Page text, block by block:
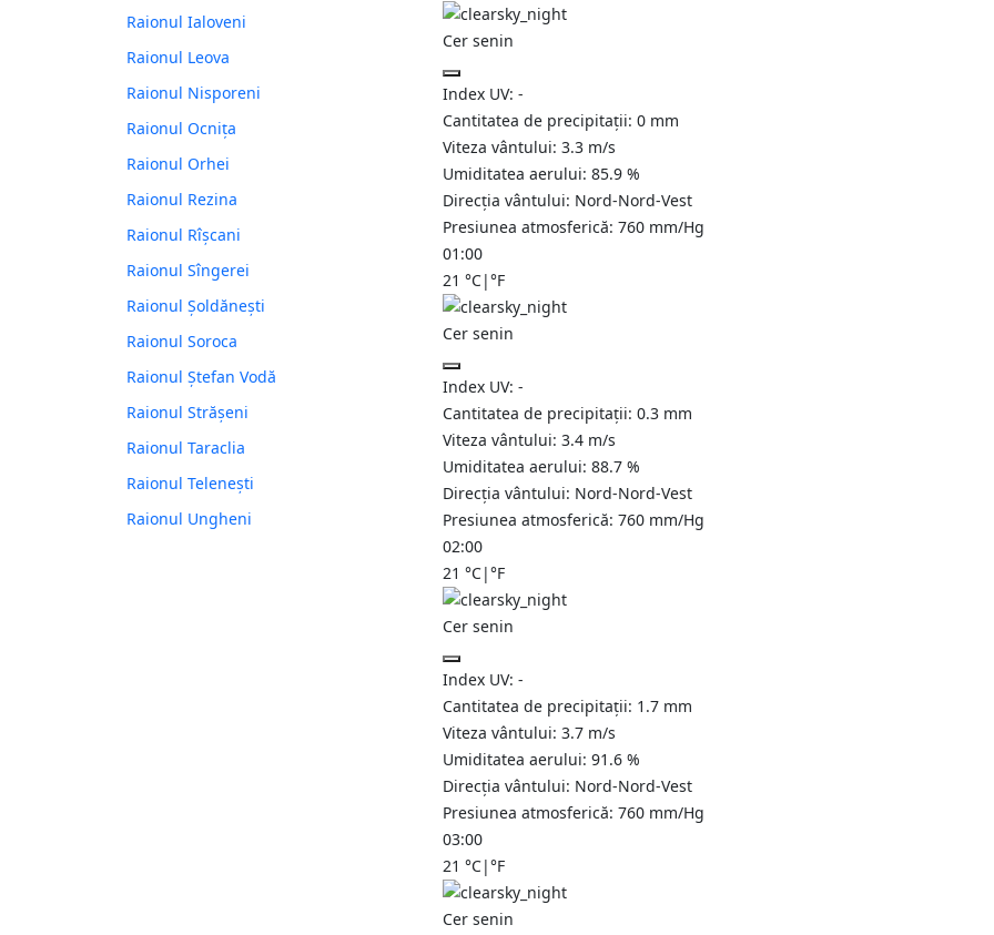
Raionul Ialoveni
Raionul Leova
Raionul Nisporeni
Raionul Ocnița
Raionul Orhei
Raionul Rezina
Raionul Rîșcani
Raionul Sîngerei
Raionul Șoldănești
Raionul Soroca
Raionul Ștefan Vodă
Raionul Strășeni
Raionul Taraclia
Raionul Telenești
Raionul Ungheni
Cer senin
Index UV: -
Cantitatea de precipitații: 0 mm
Viteza vântului: 3.3 m/s
Umiditatea aerului: 85.9 %
Direcția vântului: Nord-Nord-Vest
Presiunea atmosferică: 760 mm/Hg
01:00
21 °C|°F
Cer senin
Index UV: -
Cantitatea de precipitații: 0.3 mm
Viteza vântului: 3.4 m/s
Umiditatea aerului: 88.7 %
Direcția vântului: Nord-Nord-Vest
Presiunea atmosferică: 760 mm/Hg
02:00
21 °C|°F
Cer senin
Index UV: -
Cantitatea de precipitații: 1.7 mm
Viteza vântului: 3.7 m/s
Umiditatea aerului: 91.6 %
Direcția vântului: Nord-Nord-Vest
Presiunea atmosferică: 760 mm/Hg
03:00
21 °C|°F
Cer senin